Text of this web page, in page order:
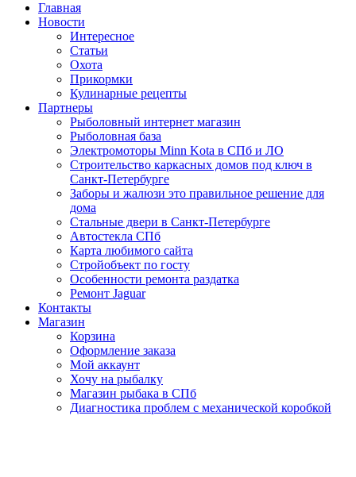
Главная
Новости
Интересное
Статьи
Охота
Прикормки
Кулинарные рецепты
Партнеры
Рыболовный интернет магазин
Рыболовная база
Электромоторы Minn Kota в СПб и ЛО
Строительство каркасных домов под ключ в
Санкт-Петербурге
Заборы и жалюзи это правильное решение для
дома
Стальные двери в Санкт-Петербурге
Автостекла СПб
Карта любимого сайта
Стройобъект по госту
Особенности ремонта раздатка
Ремонт Jaguar
Контакты
Магазин
Корзина
Оформление заказа
Мой аккаунт
Хочу на рыбалку
Магазин рыбака в СПб
Диагностика проблем с механической коробкой